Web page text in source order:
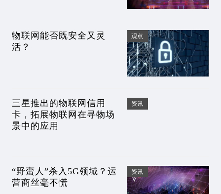
物联网能否既安全又灵
活？
观点
三星推出的物联网信用
卡，拓展物联网在寻物场
景中的应用
资讯
“野蛮人”杀入5G领域？运
营商丝毫不慌
资讯